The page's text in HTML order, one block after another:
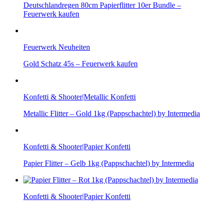
Deutschlandregen 80cm Papierflitter 10er Bundle –
Feuerwerk kaufen
Feuerwerk Neuheiten
Gold Schatz 45s – Feuerwerk kaufen
Konfetti & Shooter|Metallic Konfetti
Metallic Flitter – Gold 1kg (Pappschachtel) by Intermedia
Konfetti & Shooter|Papier Konfetti
Papier Flitter – Gelb 1kg (Pappschachtel) by Intermedia
Konfetti & Shooter|Papier Konfetti